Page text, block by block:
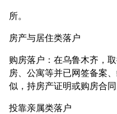
所。‌‌
‌房产与居住类落户‌
购房落户‌：在乌鲁木齐，
房、公寓等并‌已网签备案
似，持房产证明或购房合
‌投靠亲属类落户‌